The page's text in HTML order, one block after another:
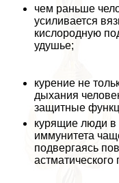
чем раньше
усиливается
кислородную
удушье;
курение не
дыхания
защитные
курящие люди в
иммунитета
подвергаясь
астматического